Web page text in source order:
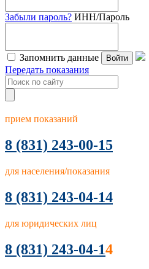
Забыли пароль? ИНН/Пароль
Запомнить данные Войти
Передать показания
прием показаний
8 (831) 243-00-15
для населения/показания
8 (831) 243-04-14
для юридических лиц
8 (831) 243-04-14